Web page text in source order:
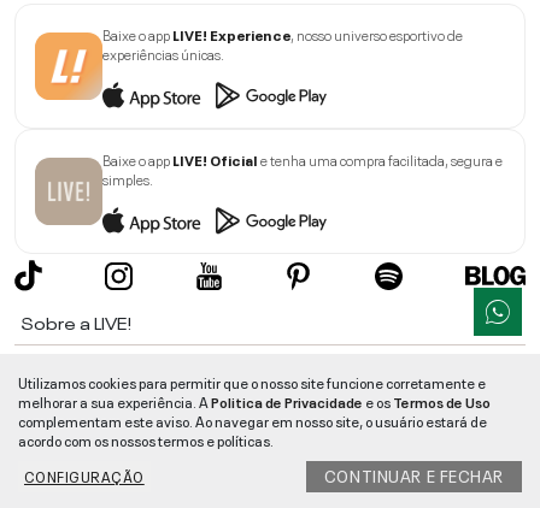
Baixe o appLIVE! Experience, nosso universo esportivo de
experiências únicas.
Baixe o appLIVE! Oficiale tenha uma compra facilitada, segura e
simples.
Sobre a LIVE!
Informações
Utilizamos cookies para permitir que o nosso site funcione corretamente e
melhorar a sua experiência. APolitica de Privacidade e osTermos de Uso
complementam este aviso. Ao navegar em nosso site, o usuário estará de
acordo com os nossos termos e políticas.
CONFIGURAÇÃO
CONTINUAR E FECHAR